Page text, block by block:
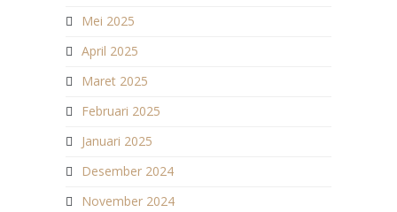
Mei 2025
April 2025
Maret 2025
Februari 2025
Januari 2025
Desember 2024
November 2024